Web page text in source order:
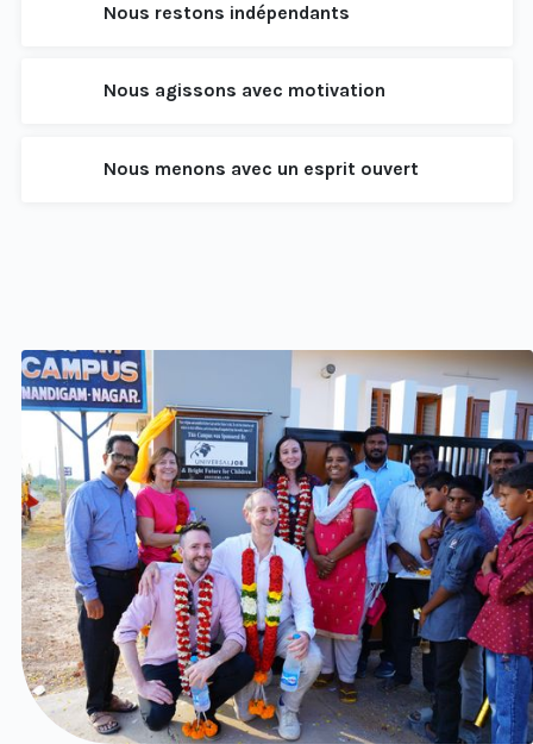
Nous restons indépendants
Nous agissons avec motivation
Nous menons avec un esprit ouvert